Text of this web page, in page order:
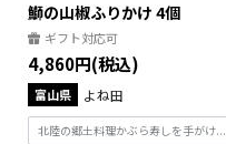
鰤の山椒ふりかけ 4個
ギフト対応可
4,860円(税込)
富山県 よね田
北陸の郷土料理かぶら寿しを手がけ...